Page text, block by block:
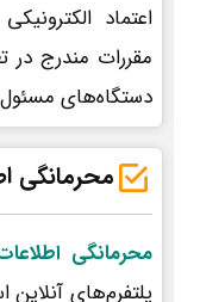
اعتماد
مقررات مندرج در
دستگاه‌های
محرمانگی
محرمانگی
پلتفرم‌های